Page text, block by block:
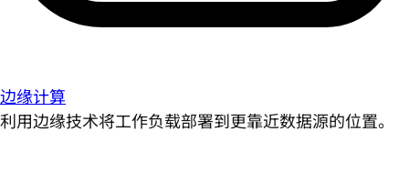
边缘计算
利用边缘技术将工作负载部署到更靠近数据源的位置。